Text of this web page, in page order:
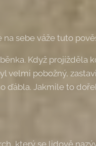
sebe váže tuto
Když projížděla
velmi pobožný,
ďábla. Jakmile to
který se lidově